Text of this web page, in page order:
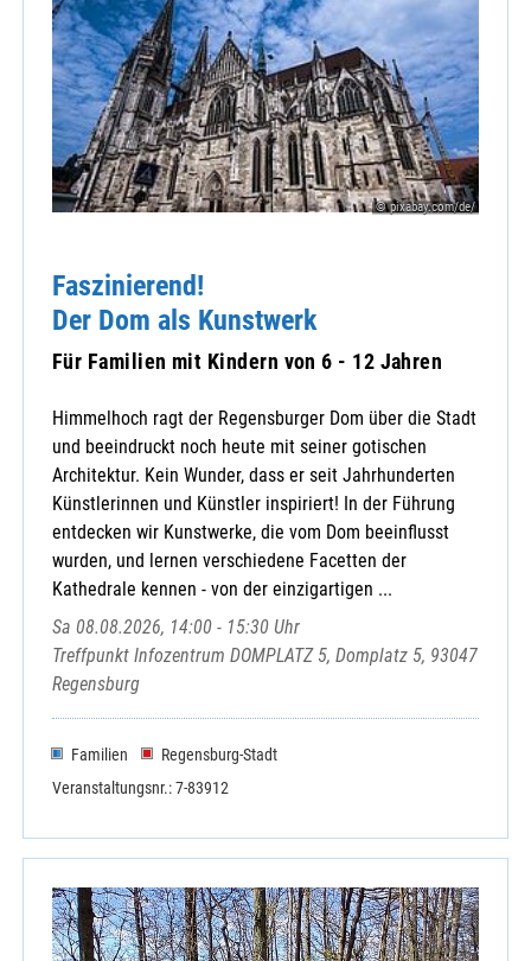
© pixabay.com/de/
Faszinierend!
Der Dom als Kunstwerk
Für Familien mit Kindern von 6 - 12 Jahren
Himmelhoch ragt der Regensburger Dom über die Stadt
und beeindruckt noch heute mit seiner gotischen
Architektur. Kein Wunder, dass er seit Jahrhunderten
Künstlerinnen und Künstler inspiriert! In der Führung
entdecken wir Kunstwerke, die vom Dom beeinflusst
wurden, und lernen verschiedene Facetten der
Kathedrale kennen - von der einzigartigen ...
Sa 08.08.2026, 14:00 - 15:30 Uhr
Treffpunkt Infozentrum DOMPLATZ 5, Domplatz 5, 93047
Regensburg
Familien
Regensburg-Stadt
Veranstaltungsnr.: 7-83912